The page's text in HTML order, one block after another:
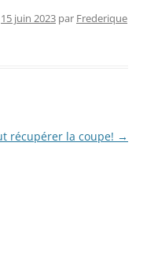
15 juin 2023 par Frederique
récupérer la coupe! →